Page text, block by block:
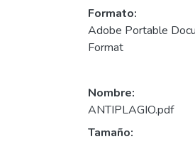
Formato:
Adobe Portable
Format
Nombre:
ANTIPLAGIO.pdf
Tamaño: